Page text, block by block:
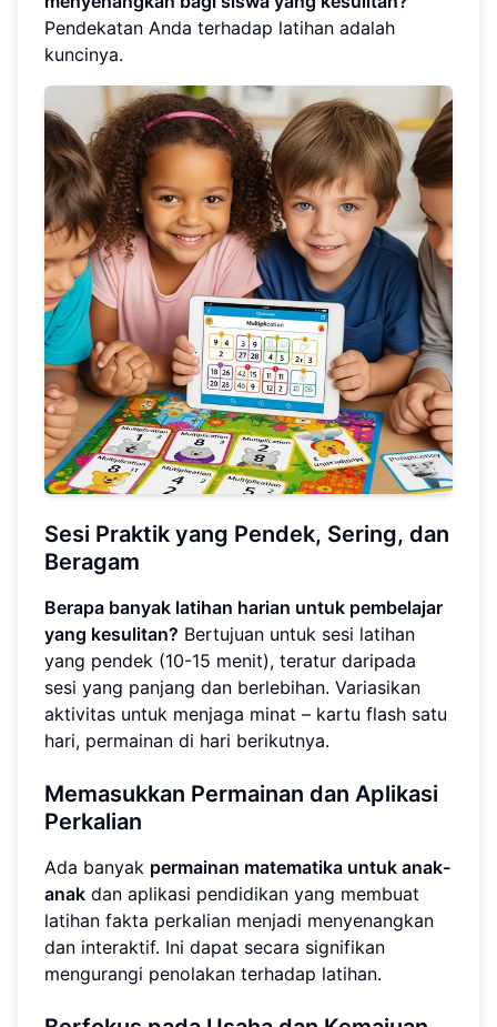
Pendekatan Anda terhadap latihan adalah
kuncinya.
Sesi Praktik yang Pendek, Sering, dan
Beragam
Berapa banyak latihan harian untuk pembelajar
yang kesulitan? Bertujuan untuk sesi latihan
yang pendek (10-15 menit), teratur daripada
sesi yang panjang dan berlebihan. Variasikan
aktivitas untuk menjaga minat – kartu flash satu
hari, permainan di hari berikutnya.
Memasukkan Permainan dan Aplikasi
Perkalian
Ada banyak permainan matematika untuk anak-
anak dan aplikasi pendidikan yang membuat
latihan fakta perkalian menjadi menyenangkan
dan interaktif. Ini dapat secara signifikan
mengurangi penolakan terhadap latihan.